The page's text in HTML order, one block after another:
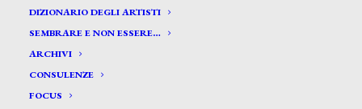
DIZIONARIO DEGLI ARTISTI
SEMBRARE E NON ESSERE…
ARCHIVI
CONSULENZE
FOCUS